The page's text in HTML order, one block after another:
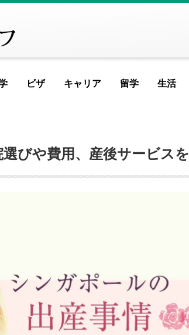
アイスランド アイルランド
アル
イギリス
イタリア
ウク
ハンガリー
フィンランド
フラン
ブルガリア
ベラルーシ
ベル
ポーランド
マケド
記事が見つかりま
記事が見つかり
ビザ
記事が
記事
留学
キャリア
記事
記事
生活
記事が見つか
MOST
記事が見つか
びや費用、産後サービス